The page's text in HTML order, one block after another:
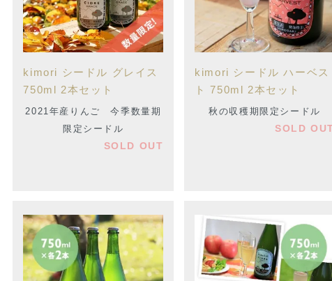
kimori シードル グレイス
750ml 2本セット
2021年産りんご 今季数量期
限定シードル
SOLD OUT
kimori シードル ハーベス
ト 750ml 2本セット
秋の収穫期限定シードル
SOLD